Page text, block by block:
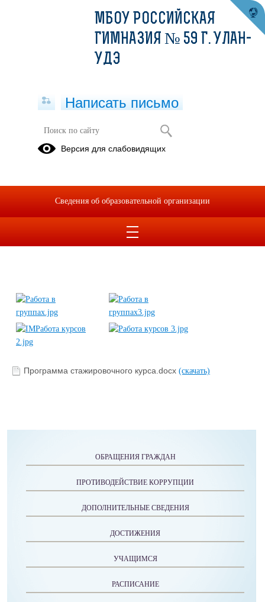
Программа стажировочного курса
«Технологии реализации
инструмент достижения
образовательных результатов ФГОС
Программа стажировочного курса.docx (скачать)
ОБРАЩЕНИЯ ГРАЖДАН
ПРОТИВОДЕЙСТВИЕ КОРРУПЦИИ
ДОПОЛНИТЕЛЬНЫЕ СВЕДЕНИЯ
ДОСТИЖЕНИЯ
УЧАЩИМСЯ
РАСПИСАНИЕ
МБОУ РОССИЙСКАЯ
ГИМНАЗИЯ № 59 Г. УЛАН-
УДЭ
Написать письмо
Версия для слабовидящих
Сведения об образовательной организации